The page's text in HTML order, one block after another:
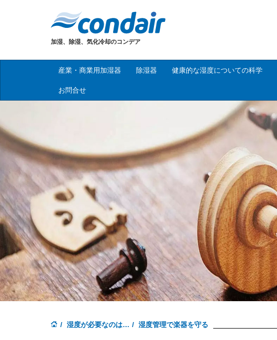
加湿、除湿、気化冷却のコンデア
産業・商業用加湿器 除湿器 健康的な湿度についての科学
お問合せ
湿度が必要なのは… 湿度管理で楽器を守る